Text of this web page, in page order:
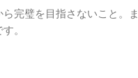
完璧を目指さないこと。ま
。